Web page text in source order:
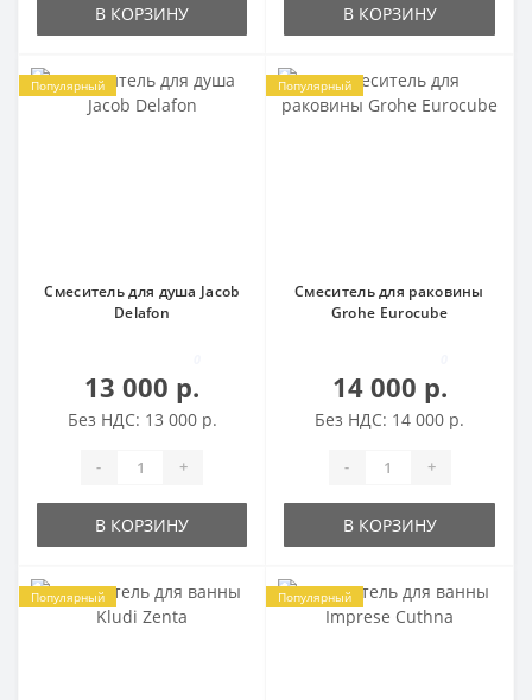
В КОРЗИНУ В КОРЗИНУ
Популярный
Смеситель для душа Jacob
Delafon
13 000 р.
Без НДС: 13 000 р.
- +
В КОРЗИНУ
Популярный
Смеситель для раковины
Grohe Eurocube
14 000 р.
Без НДС: 14 000 р.
- +
В КОРЗИНУ
Популярный Популярный